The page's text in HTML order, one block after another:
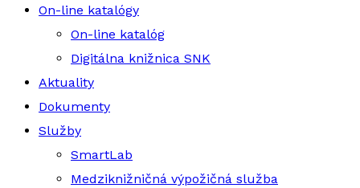
On-line katalógy
On-line katalóg
Digitálna knižnica SNK
Aktuality
Dokumenty
Služby
SmartLab
Medziknižničná výpožičná služba